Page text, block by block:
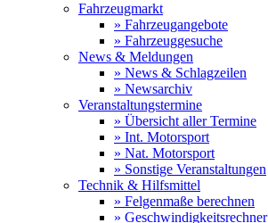
Fahrzeugmarkt
» Fahrzeugangebote
» Fahrzeuggesuche
News & Meldungen
» News & Schlagzeilen
» Newsarchiv
Veranstaltungstermine
» Übersicht aller Termine
» Int. Motorsport
» Nat. Motorsport
» Sonstige Veranstaltungen
Technik & Hilfsmittel
» Felgenmaße berechnen
» Geschwindigkeitsrechner